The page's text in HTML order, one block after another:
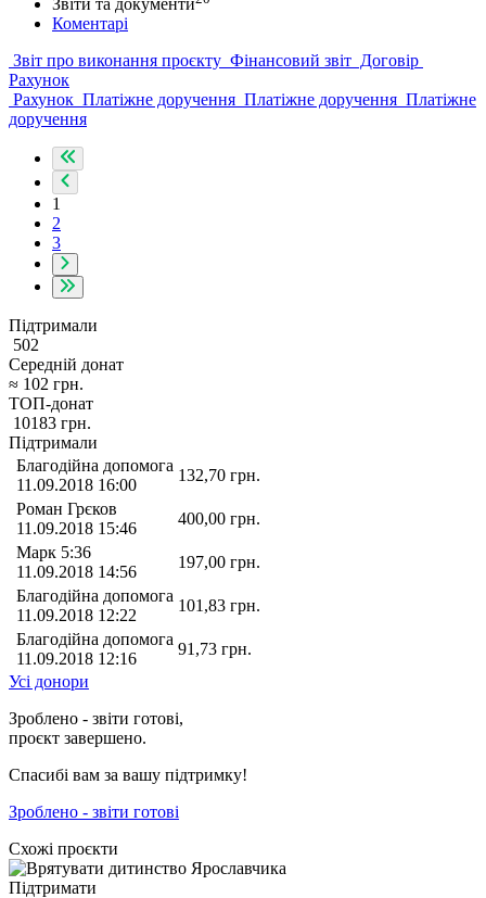
Коментарі
Звіт про виконання проєкту Фінансовий звіт Договір
Рахунок
Рахунок Платіжне доручення Платіжне доручення Платіжне
доручення
1
2
3
Підтримали
502
Середній донат
≈ 102 грн.
ТОП-донат
10183 грн.
Підтримали
Благодійна допомога
11.09.2018 16:00
132,70 грн.
Роман Грєков
11.09.2018 15:46
400,00 грн.
Марк 5:36
11.09.2018 14:56
197,00 грн.
Благодійна допомога
11.09.2018 12:22
101,83 грн.
Благодійна допомога
11.09.2018 12:16
91,73 грн.
Усі донори
Зроблено - звіти готові,
проєкт завершено.
Спасибі вам за вашу підтримку!
Зроблено - звіти готові
Схожі проєкти
Підтримати